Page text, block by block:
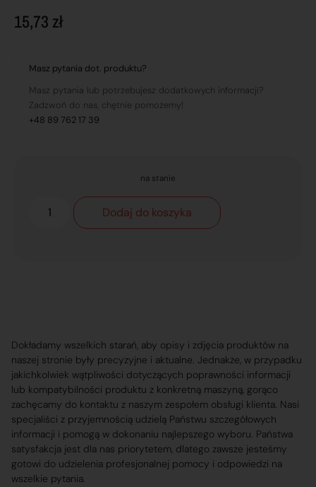
15,73 zł
Masz pytania dot. produktu?
Masz pytania lub potrzebujesz dodatkowych informacji?
Zadzwoń do nas, chętnie pomożemy!
+48 89 762 17 39
na stanie
Dodaj do koszyka
Dokładamy wszelkich starań, aby opisy i zdjęcia produktów na
naszej stronie były precyzyjne i aktualne. Jednakże, w przypadku
jakichkolwiek wątpliwości dotyczących poprawności informacji
lub kompatybilności produktu z konkretną maszyną, gorąco
zachęcamy do kontaktu z naszym zespołem obsługi klienta. Nasi
specjaliści z przyjemnością udzielą Państwu szczegółowych
informacji i pomogą w dokonaniu najlepszego wyboru. Państwa
satysfakcja jest dla nas priorytetem, dlatego zawsze jesteśmy
gotowi do udzielenia profesjonalnej pomocy i odpowiedzi na
wszelkie pytania.